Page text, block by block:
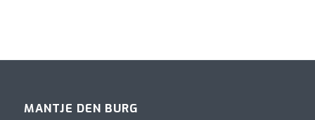
MANTJE DEN BURG